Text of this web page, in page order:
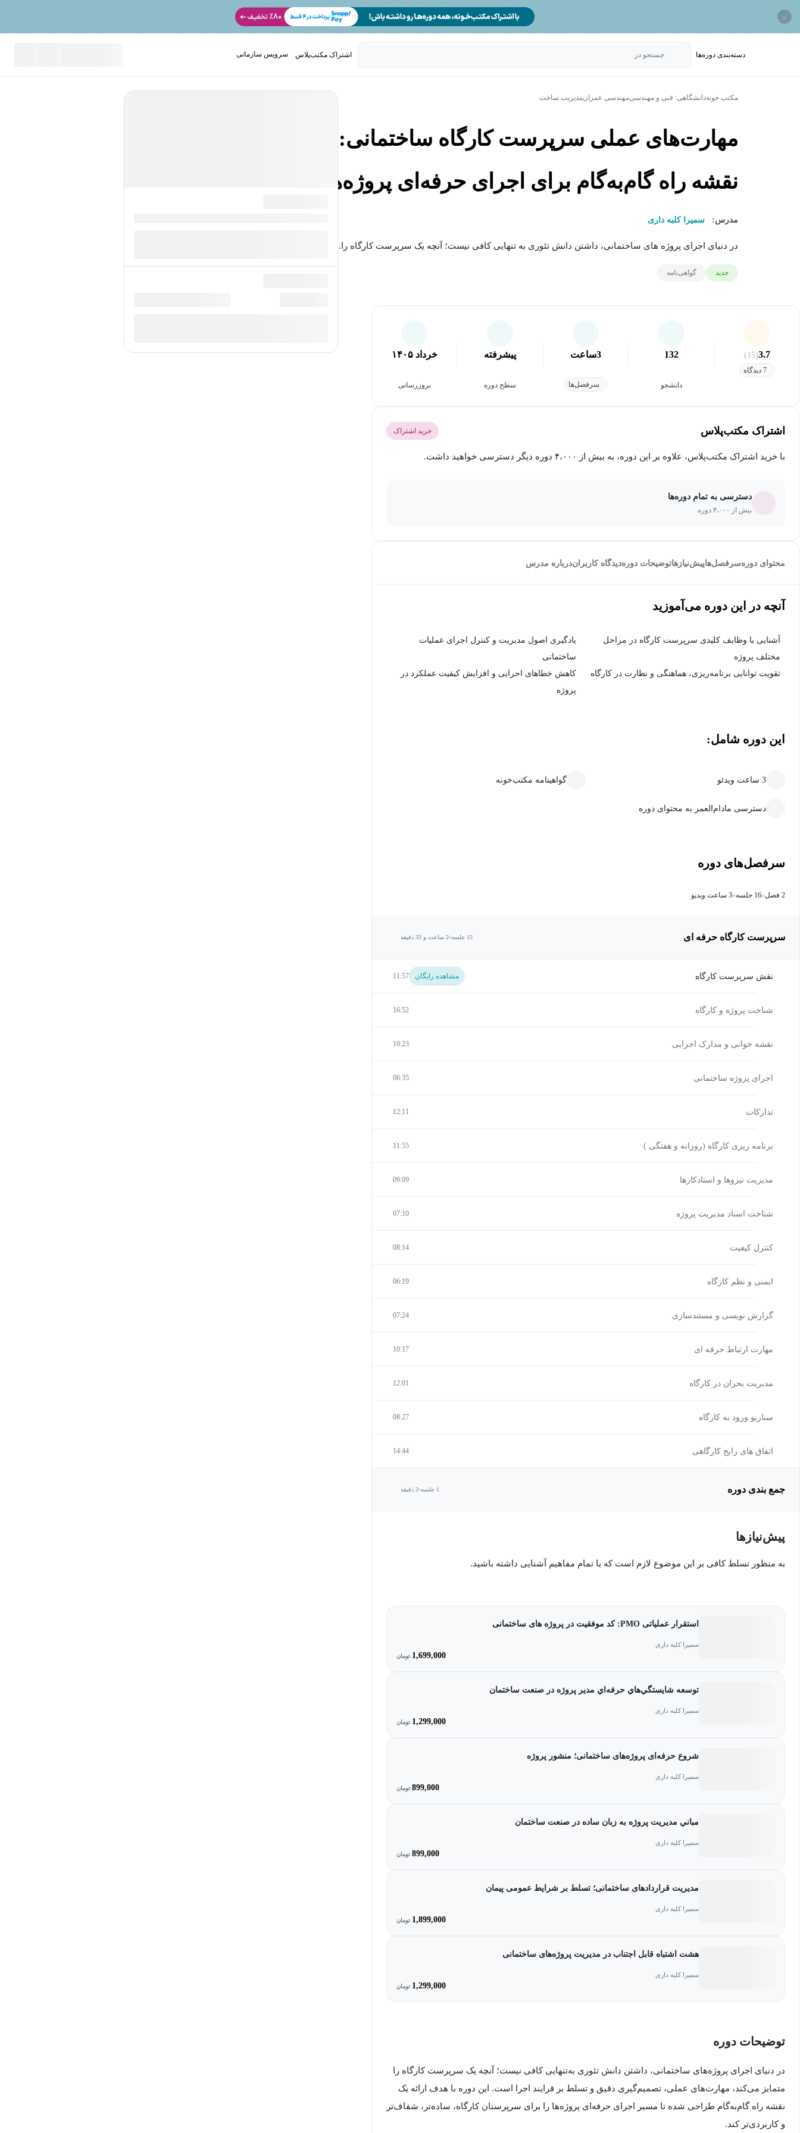
×
دسته‌بندی‌ دوره‌ها جستجو در اشتراک مکتب‌پلاس سرویس سازمانی
مکتب خونهدانشگاهی: فنی و مهندسیمهندسی عمرانمدیریت ساخت
مهارت‌های عملی سرپرست کارگاه ساختمانی:
نقشه راه گام‌به‌گام برای اجرای حرفه‌ای پروژه‌ها
مدرس: سمیرا کلبه داری
در دنیای اجرای پروژه های ساختمانی، داشتن دانش تئوری به تنهایی کافی نیست؛ آنچه یک سرپرست کارگاه را...
جدید گواهی‌نامه
3.7
(15)
7 دیدگاه
132
دانشجو
3ساعت
سرفصل‌ها
پیشرفته
سطح دوره بروزرسانی
خرداد ۱۴۰۵
اشتراک مکتب‌پلاس خرید اشتراک
با خرید اشتراک مکتب‌پلاس، علاوه بر این دوره، به بیش از ۴،۰۰۰ دوره دیگر دسترسی خواهید داشت.
دسترسی به تمام دوره‌ها
بیش از ۴،۰۰۰ دوره
محتوای دورهسرفصل‌هاپیش‌نیاز‌هاتوضیحات دورهدیدگاه کاربراندرباره مدرس
آنچه در این دوره می‌آموزید
آشنایی با وظایف کلیدی سرپرست کارگاه در مراحل
مختلف پروژه
یادگیری اصول مدیریت و کنترل اجرای عملیات
ساختمانی
تقویت توانایی برنامه‌ریزی، هماهنگی و نظارت در کارگاه
کاهش خطاهای اجرایی و افزایش کیفیت عملکرد در
پروژه
این دوره شامل:
3 ساعت ویدئو گواهینامه مکتب‌خونه
دسترسی مادام‌العمر به محتوای دوره
سرفصل‌های دوره
2 فصل 16 جلسه 3 ساعت ویدیو
سرپرست کارگاه حرفه ای 15 جلسه 2 ساعت و 33 دقیقه
نقش سرپرست کارگاه مشاهده رایگان 11:57
شناخت پروژه و کارگاه 16:52
نقشه‏ خوانی و مدارک اجرایی 10:23
اجرای پروژه ساختمانی 06:35
تدارکات 12:11
برنامه‏ ریزی کارگاه (روزانه و هفتگی ) 11:55
مديريت نيروها و استادكارها 09:09
شناخت اسناد مدیریت پروژه 07:10
کنترل کیفیت 08:14
ایمنی و نظم کارگاه 06:19
گزارش‏ نویسی و مستندسازی 07:24
مهارت ارتباط حرفه ‏ای 10:17
مدیریت بحران در کارگاه 12:01
سناریو ورود به کارگاه 08:27
اتفاق‏ های رایج کارگاهی 14:44
جمع بندی دوره 1 جلسه 2 دقیقه
پیش‌نیاز‌ها
به منظور تسلط کافی بر این موضوع لازم است که با تمام مفاهیم آشنایی داشته باشید.
استقرار عملیاتی PMO: کد موفقیت در پروژه ‏های ساختمانی
سمیرا کلبه داری
1,699,000 تومان
توسعه شايستگي‌‏هاي حرفه‌اي مدیر پروژه در صنعت ساختمان
سمیرا کلبه داری
1,299,000 تومان
شروع حرفه‌ای پروژه‌های ساختمانی؛ منشور پروژه
سمیرا کلبه داری
899,000 تومان
مباني مدیریت پروژه به زبان ساده در صنعت ساختمان
سمیرا کلبه داری
899,000 تومان
مدیریت قراردادهای ساختمانی؛ تسلط بر شرایط عمومی پیمان
سمیرا کلبه داری
1,899,000 تومان
هشت اشتباه قابل اجتناب در مدیریت پروژه‌های ساختمانی
سمیرا کلبه داری
1,299,000 تومان
توضیحات دوره
در دنیای اجرای پروژه‌های ساختمانی، داشتن دانش تئوری به‌تنهایی کافی نیست؛ آنچه یک سرپرست کارگاه را
متمایز می‌کند، مهارت‌های عملی، تصمیم‌گیری دقیق و تسلط بر فرایند اجرا است. این دوره با هدف ارائه یک
نقشه راه گام‌به‌گام طراحی شده تا مسیر اجرای حرفه‌ای پروژه‌ها را برای سرپرستان کارگاه، ساده‌تر، شفاف‌تر
و کاربردی‌تر کند.